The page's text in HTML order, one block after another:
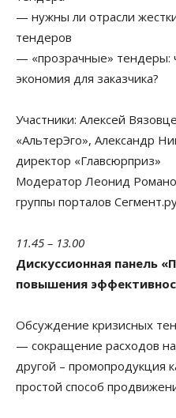
— нужны ли отрасли
тендеров
— «прозрачные» тендеры:
экономия для заказчика?
Участники: Алексей
«АльтерЭго», Александр
директор «Главсюрприз»
Модератор Леонид
группы порталов
11.45 – 13.00
Дискуссионная панель
повышения
Обсуждение кризисных
— сокращение расходов
другой – промопродукция
простой способ